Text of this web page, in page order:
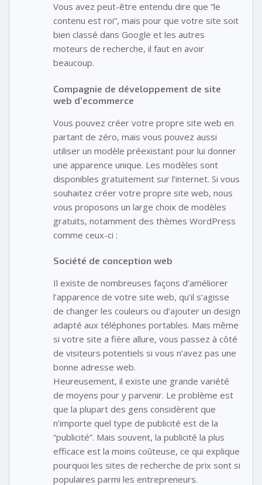
Vous avez peut-être entendu dire que “le
contenu est roi”, mais pour que votre site soit
bien classé dans Google et les autres
moteurs de recherche, il faut en avoir
beaucoup.
Compagnie de développement de site
web d’ecommerce
Vous pouvez créer votre propre site web en
partant de zéro, mais vous pouvez aussi
utiliser un modèle préexistant pour lui donner
une apparence unique. Les modèles sont
disponibles gratuitement sur l’internet. Si vous
souhaitez créer votre propre site web, nous
vous proposons un large choix de modèles
gratuits, notamment des thèmes WordPress
comme ceux-ci :
Société de conception web
Il existe de nombreuses façons d’améliorer
l’apparence de votre site web, qu’il s’agisse
de changer les couleurs ou d’ajouter un design
adapté aux téléphones portables. Mais même
si votre site a fière allure, vous passez à côté
de visiteurs potentiels si vous n’avez pas une
bonne adresse web.
Heureusement, il existe une grande variété
de moyens pour y parvenir. Le problème est
que la plupart des gens considèrent que
n’importe quel type de publicité est de la
“publicité”. Mais souvent, la publicité la plus
efficace est la moins coûteuse, ce qui explique
pourquoi les sites de recherche de prix sont si
populaires parmi les entrepreneurs.